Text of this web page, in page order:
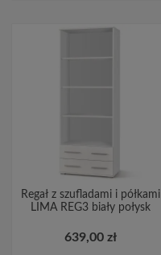
Regał z szufladami i półkami
LIMA REG3 biały połysk
639,00 zł